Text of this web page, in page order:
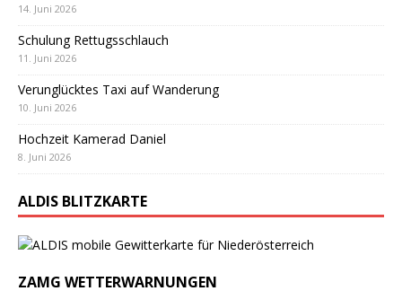
14. Juni 2026
Schulung Rettugsschlauch
11. Juni 2026
Verunglücktes Taxi auf Wanderung
10. Juni 2026
Hochzeit Kamerad Daniel
8. Juni 2026
ALDIS BLITZKARTE
ZAMG WETTERWARNUNGEN